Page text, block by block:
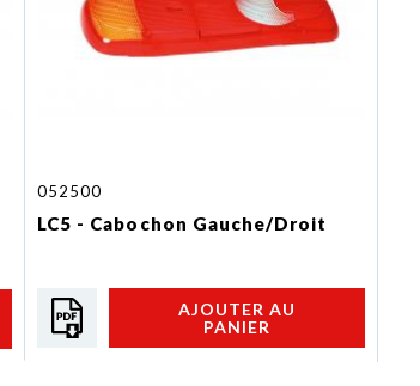
052500
LC5 - Cabochon Gauche/Droit
AJOUTER AU
PANIER